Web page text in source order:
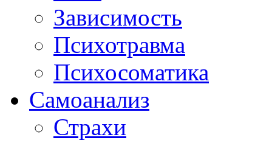
Зависимость
Психотравма
Психосоматика
Самоанализ
Страхи